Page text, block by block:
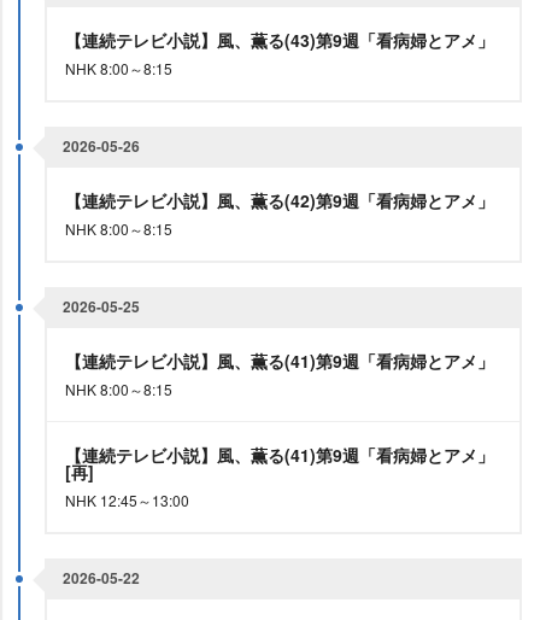
【連続テレビ小説】風、薫る(43)第9週「看病婦とアメ」
NHK 8:00～8:15
2026-05-26
【連続テレビ小説】風、薫る(42)第9週「看病婦とアメ」
NHK 8:00～8:15
2026-05-25
【連続テレビ小説】風、薫る(41)第9週「看病婦とアメ」
NHK 8:00～8:15
【連続テレビ小説】風、薫る(41)第9週「看病婦とアメ」
[再]
NHK 12:45～13:00
2026-05-22